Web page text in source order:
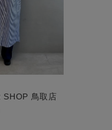
ド
SHOP 鳥取店